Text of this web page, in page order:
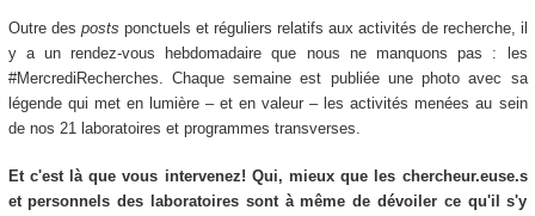
Outre des posts ponctuels et réguliers relatifs aux activités de recherche, il
y a un rendez-vous hebdomadaire que nous ne manquons pas : les
#MercrediRecherches. Chaque semaine est publiée une photo avec sa
légende qui met en lumière – et en valeur – les activités menées au sein
de nos 21 laboratoires et programmes transverses.
Et c'est là que vous intervenez! Qui, mieux que les chercheur.euse.s
et personnels des laboratoires sont à même de dévoiler ce qu'il s'y